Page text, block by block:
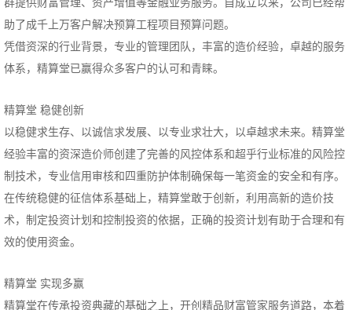
群提供财富管理、资产增值等金融业务服务。自成立以来，公司已经帮
助了成千上万客户解决预算工程项目预算问题。
凭借资深的行业背景，专业的管理团队，丰富的造价经验，卓越的服务
体系，精算堂已赢得众多客户的认可和青睐。
精算堂 稳健创新
以稳健求生存、以诚信求发展、以专业求壮大，以卓越求未来。精算堂
经验丰富的资深造价师创建了完善的风控体系和超乎行业标准的风险控
制技术，专业信用审核和四重防护体制确保每一笔资金的安全和有序。
在传统稳健的征信体系基础上，精算堂敢于创新，利用高新的造价技
术，制定投资计划和控制投资的依据，正确的投资计划有助于合理和有
效的使用资金。
精算堂 实现多赢
精算堂在传承投资典藏的基础之上，开创精品财富管家服务道路，本着